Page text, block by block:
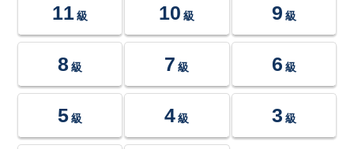
11 級 10 級 9 級
8 級 7 級 6 級
5 級 4 級 3 級